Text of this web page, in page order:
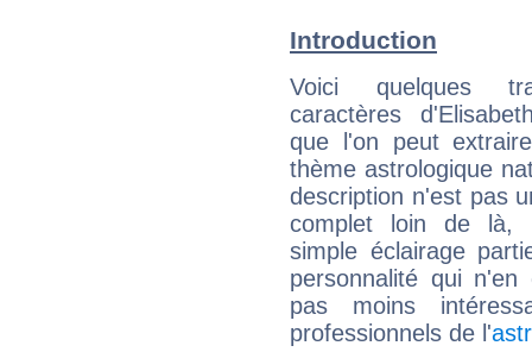
Introduction
Voici quelques
caractères
que l'on peut
thème astrologique
description n'est pas
complet loin de là,
simple éclairage
personnalité qui n'en
pas moins
professionnels de l'